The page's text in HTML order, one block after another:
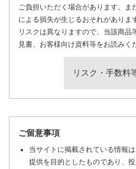
ご負担いただく場合があります。ま
による損失が生じるおそれがありま
リスクは異なりますので、当該商品
見書、お客様向け資料等をお読みく
リスク・手数料
ご留意事項
当サイトに掲載されている情報
提供を目的としたものであり、